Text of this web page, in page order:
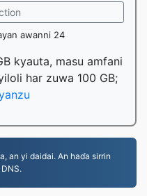
awanni 24
kyauta, masu amfani
har zuwa 100 GB;
an yi daidai. An haɗa sirrin